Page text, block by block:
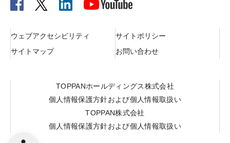
ウェブアクセシビリティ
サイトポリシー
サイトマップ
お問い合わせ
TOPPANホールディングス株式会社
個人情報保護方針および個人情報取扱い
TOPPAN株式会社
個人情報保護方針および個人情報取扱い